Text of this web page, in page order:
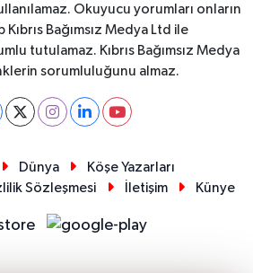
Okuyucu yorumları onların
Bağımsız Medya Ltd ile
tutulamaz. Kıbrıs Bağımsız Medya
sorumluluğunu almaz.
Dünya
Köşe Yazarları
Sözleşmesi İletişim Künye